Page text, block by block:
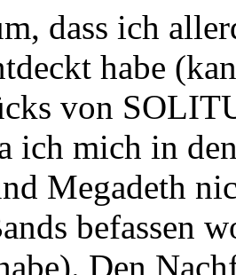
dass ich
habe
von
ich mich in
Megadeth
befassen
Den